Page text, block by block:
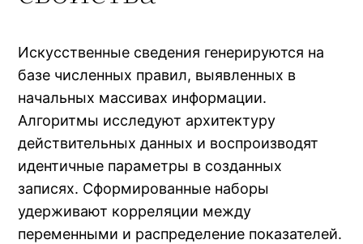
Искусственные сведения генерируются на
базе численных правил, выявленных в
начальных массивах информации.
Алгоритмы исследуют архитектуру
действительных данных и воспроизводят
идентичные параметры в созданных
записях. Сформированные наборы
удерживают корреляции между
переменными и распределение показателей.